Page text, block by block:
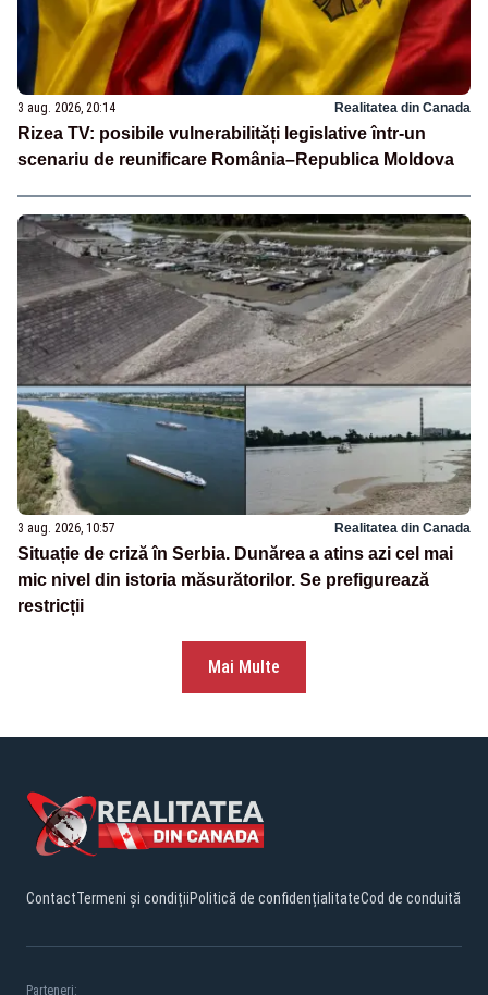
3 aug. 2026, 20:14 Realitatea din Canada
Rizea TV: posibile vulnerabilități legislative într-un
scenariu de reunificare România–Republica Moldova
3 aug. 2026, 10:57 Realitatea din Canada
Situație de criză în Serbia. Dunărea a atins azi cel mai
mic nivel din istoria măsurătorilor. Se prefigurează
restricții
Mai Multe
ContactTermeni și condițiiPolitică de confidențialitateCod de conduită
Parteneri: